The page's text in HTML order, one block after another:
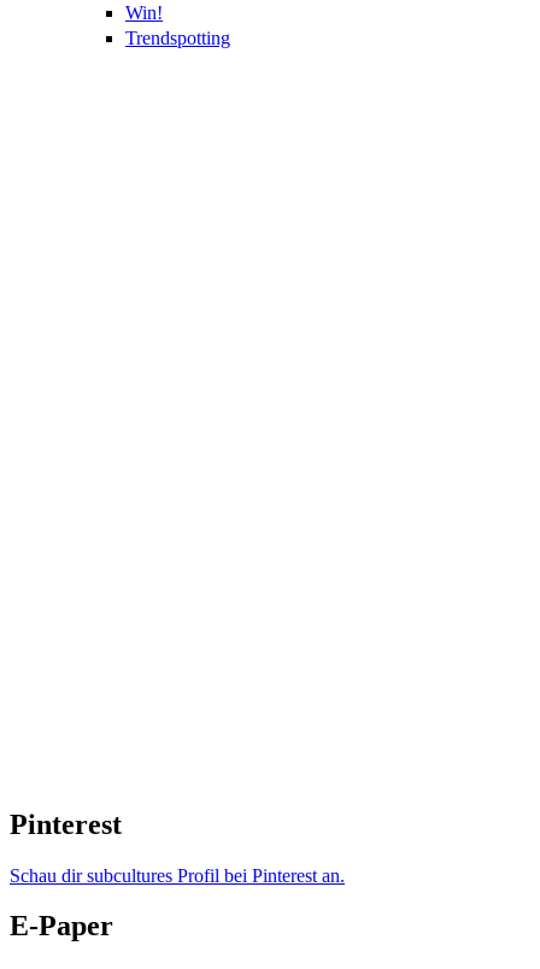
Win!
Trendspotting
Pinterest
Schau dir subcultures Profil bei Pinterest an.
E-Paper